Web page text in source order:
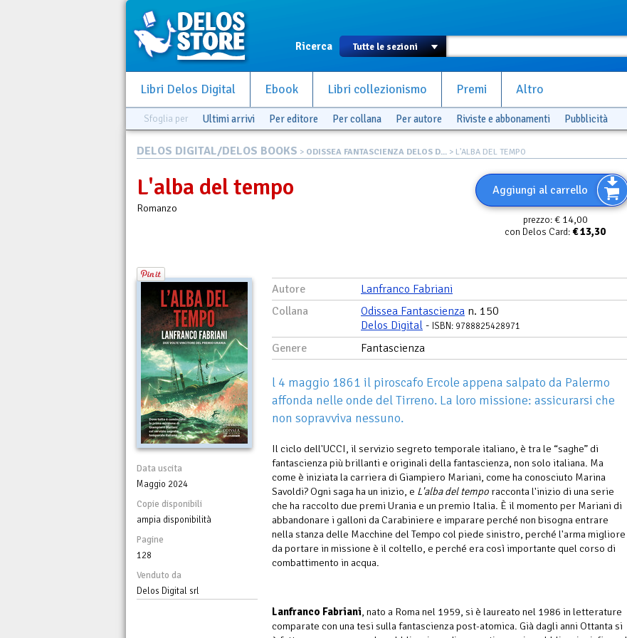
Ricerca
Libri Delos Digital Ebook Libri collezionismo Premi Altro
Sfoglia per Ultimi arrivi Per editore Per collana Per autore Riviste e abbonamenti Pubblicità
DELOS DIGITAL/DELOS BOOKS > ODISSEA FANTASCIENZA DELOS D... > L'ALBA DEL TEMPO
Aggiungi al carrello
prezzo:€ 14,00
con Delos Card: €13,30
L'alba del tempo
Romanzo
Data uscita
Maggio 2024
Copie disponibili
ampia disponibilità
Pagine
128
Venduto da
Delos Digital srl
Autore
Lanfranco Fabriani
Collana
Odissea Fantascienza n. 150
Delos Digital - ISBN: 9788825428971
Genere Fantascienza
l 4 maggio 1861 il piroscafo Ercole appena salpato da Palermo
affonda nelle onde del Tirreno. La loro missione: assicurarsi che
non sopravviva nessuno.
Il ciclo dell'UCCI, il servizio segreto temporale italiano, è tra le “saghe” di
fantascienza più brillanti e originali della fantascienza, non solo italiana. Ma
come è iniziata la carriera di Giampiero Mariani, come ha conosciuto Marina
Savoldi? Ogni saga ha un inizio, e L'alba del tempo racconta l'inizio di una serie
che ha raccolto due premi Urania e un premio Italia. È il momento per Mariani di
abbandonare i galloni da Carabiniere e imparare perché non bisogna entrare
nella stanza delle Macchine del Tempo col piede sinistro, perché l'arma migliore
da portare in missione è il coltello, e perché era così importante quel corso di
combattimento in acqua.
Lanfranco Fabriani, nato a Roma nel 1959, si è laureato nel 1986 in letterature
comparate con una tesi sulla fantascienza post-atomica. Già dagli anni Ottanta si